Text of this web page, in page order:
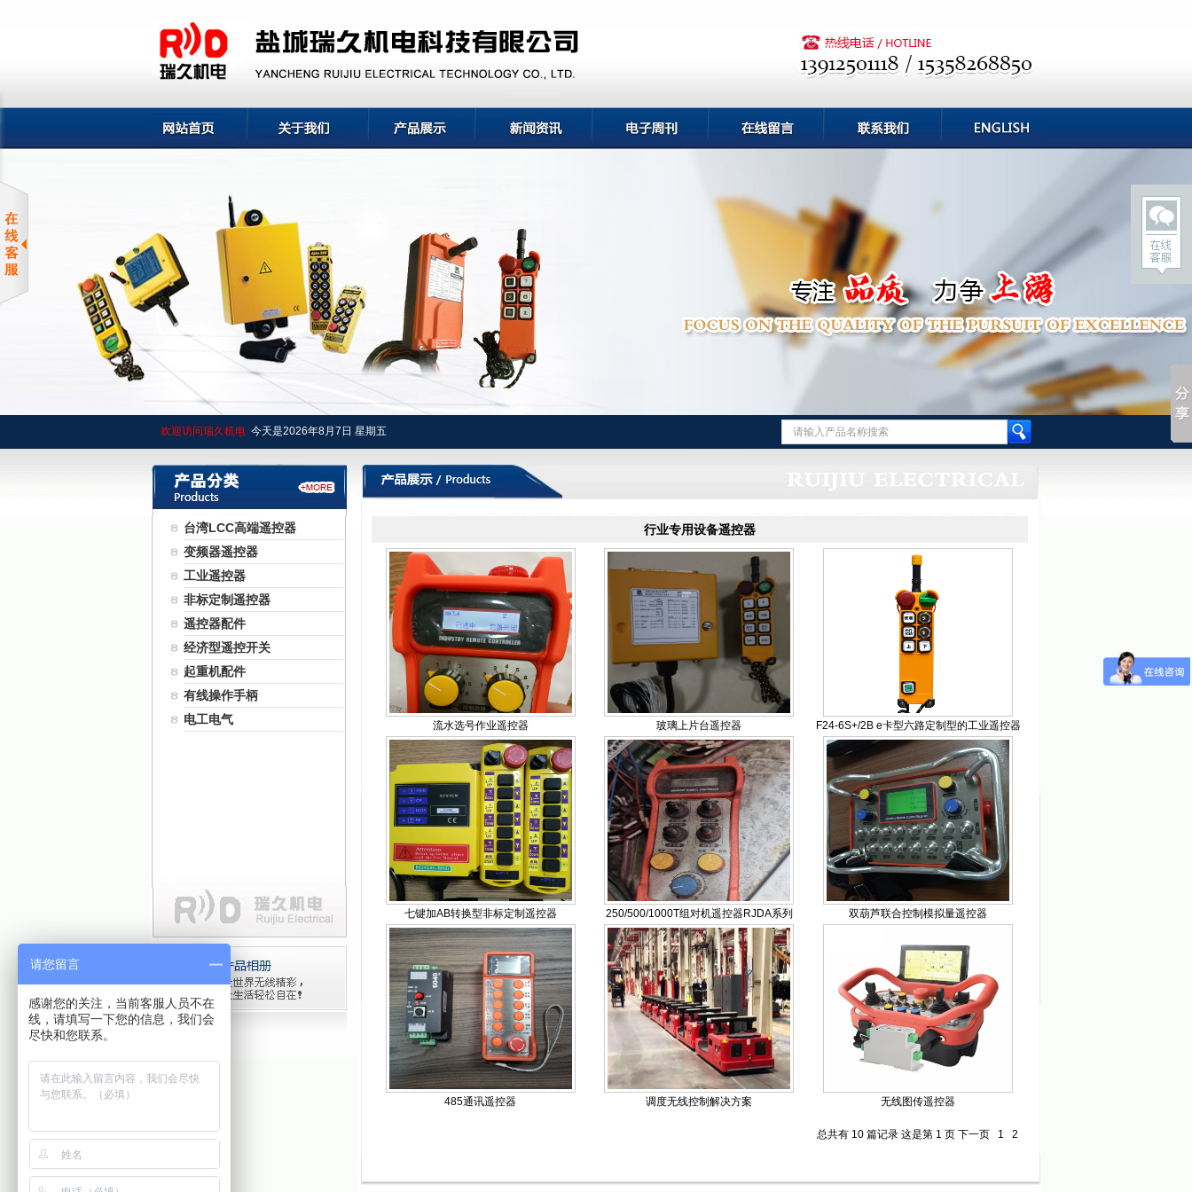
欢迎访问瑞久机电 今天是2026年8月 7日 星期五
台湾LCC高端遥控器
变频器遥控器
工业遥控器
非标定制遥控器
遥控器配件
经济型遥控开关
起重机配件
有线操作手柄
电工电气
行业专用设备遥控器
流水选号作业遥控器 玻璃上片台遥控器 F24-6S+/2B e卡型六路定制型的工业遥控器
七键加AB转换型非标定制遥控器 250/500/1000T组对机遥控器RJDA系列 双葫芦联合控制模拟量遥控器
485通讯遥控器 调度无线控制解决方案 无线图传遥控器
总共有 10 篇记录 这是第 1 页 下一页 1 2
请您留言
感谢您的关注，当前客服人员不在
线，请填写一下您的信息，我们会
尽快和您联系。